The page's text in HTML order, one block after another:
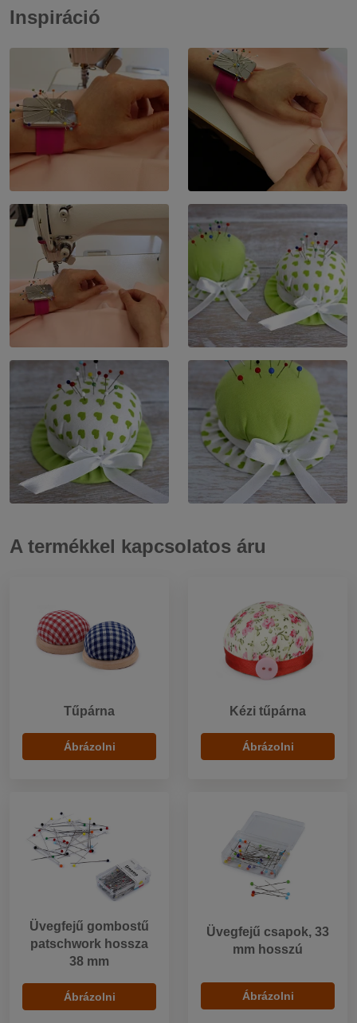
Inspiráció
A termékkel kapcsolatos áru
Tűpárna
Ábrázolni
Kézi tűpárna
Ábrázolni
Üvegfejű gombostű
patschwork hossza
38 mm
Ábrázolni
Üvegfejű csapok, 33
mm hosszú
Ábrázolni